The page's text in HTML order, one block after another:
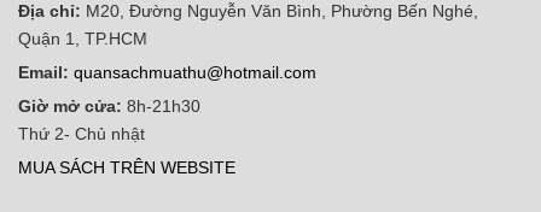
Địa chỉ: M20, Đường Nguyễn Văn Bình, Phường Bến Nghé,
Quận 1, TP.HCM
Email: quansachmuathu@hotmail.com
Giờ mở cửa: 8h-21h30
Thứ 2- Chủ nhật
MUA SÁCH TRÊN WEBSITE